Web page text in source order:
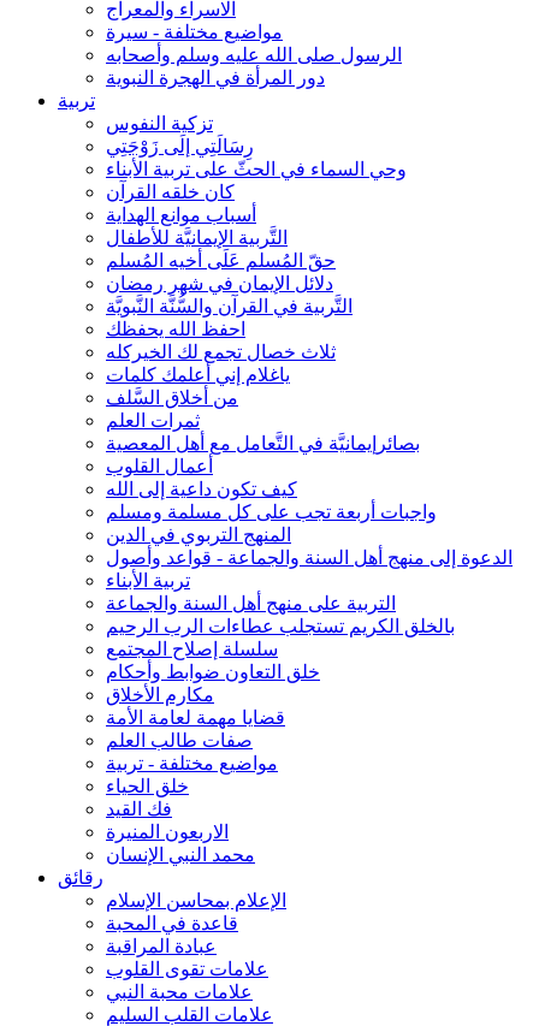
الاسراء والمعراج
مواضيع مختلفة - سيرة
الرسول صلى الله عليه وسلم وأصحابه
دور المرأة في الهجرة النبوية
تربية
تزكية النفوس
رِسَالَتِي إلَى زَوْجَتِي
وحي السماء في الحثّ على تربية الأبناء
كان خلقه القرآن
أسباب موانع الهداية
التَّربية الإيمانيَّة للأطفال
حقّ المُسلم عَلَى أخيه المُسلم
دلائل الإيمان في شهر رمضان
التَّربية في القرآن والسُّنَّة النَّبويَّة
احفظ الله يحفظك
ثلاث خصال تجمع لك الخيركله
ياغلام إني أعلمك كلمات
من أخلاق السَّلف
ثمرات العلم
بصائرإيمانيَّة في التَّعامل مع أهل المعصية
أعمال القلوب
كيف تكون داعية إلى الله
واجبات أربعة تجب على كل مسلمة ومسلم
المنهج التربوي في الدين
الدعوة إلى منهج أهل السنة والجماعة - قواعد وأصول
تربية الأبناء
التربية على منهج أهل السنة والجماعة
بالخلق الكريم تستجلب عطاءات الرب الرحيم
سلسلة إصلاح المجتمع
خلق التعاون ضوابط وأحكام
مكارم الأخلاق
قضايا مهمة لعامة الأمة
صفات طالب العلم
مواضيع مختلفة - تربية
خلق الحياء
فك القيد
الاربعون المنيرة
محمد النبي الإنسان
رقائق
الإعلام بمحاسن الإسلام
قاعدة في المحبة
عبادة المراقبة
علامات تقوى القلوب
علامات محبة النبي
علامات القلب السليم